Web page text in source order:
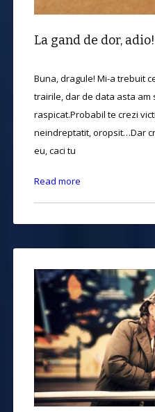
La gand de dor, adio!
Buna, dragule! Mi-a trebuit
trairile, dar de data asta am
raspicat.Probabil te crezi
neindreptatit, oropsit…Dar
eu, caci tu
Read more